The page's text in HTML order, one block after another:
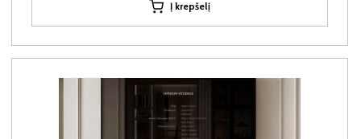
Į krepšelį